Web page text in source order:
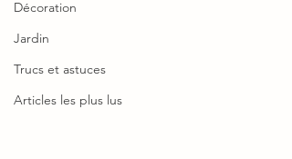
Décoration
Jardin
Trucs et astuces
Articles les plus lus